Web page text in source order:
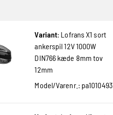
Variant: Lofrans X1 sort
ankerspil 12V 1000W
DIN766 kæde 8mm tov
12mm
Model/Varenr.: pa1010493